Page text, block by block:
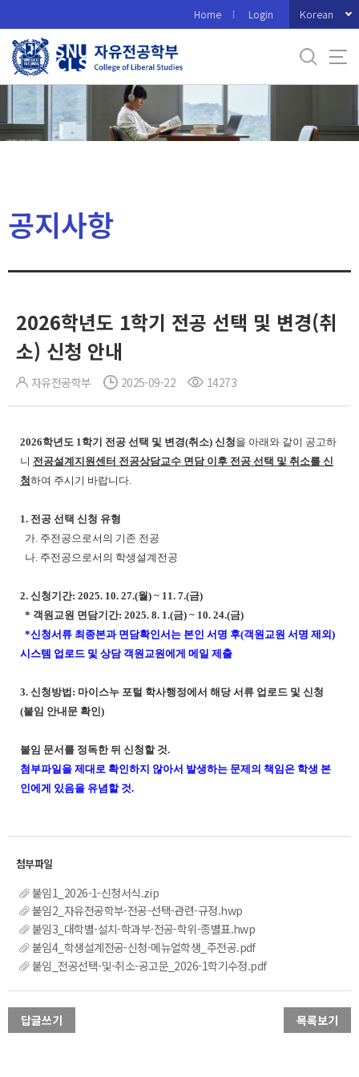
로
메
Home Login Korean
공지사항
2026학년도 1학기 전공 선택 및 변경(취
소) 신청 안내
자유전공학부 2025-09-22 14273
2026학년도 1학기 전공 선택 및 변경(취소) 신청을 아래와 같이 공고하
니 전공설계지원센터 전공상담교수 면담 이후 전공 선택 및 취소를 신
청하여 주시기 바랍니다.
1. 전공 선택 신청 유형
가. 주전공으로서의 기존 전공
나. 주전공으로서의 학생설계전공
2. 신청기간: 2025. 10. 27.(월) ~ 11. 7.(금)
* 객원교원 면담기간: 2025. 8. 1.(금) ~ 10. 24.(금)
*신청서류 최종본과 면담확인서는 본인 서명 후(객원교원 서명 제외)
시스템 업로드 및 상담 객원교원에게 메일 제출
3. 신청방법: 마이스누 포털 학사행정에서 해당 서류 업로드 및 신청
(붙임 안내문 확인)
붙임 문서를 정독한 뒤 신청할 것.
첨부파일을 제대로 확인하지 않아서 발생하는 문제의 책임은 학생 본
인에게 있음을 유념할 것.
붙임1_2026-1-신청서식.zip
붙임2_자유전공학부-전공-선택-관련-규정.hwp
붙임3_대학별-설치-학과부·전공-학위-종별표.hwp
붙임4_학생설계전공-신청-메뉴얼학생_주전공.pdf
붙임_전공선택-및-취소-공고문_2026-1학기수정.pdf
답글쓰기 목록보기